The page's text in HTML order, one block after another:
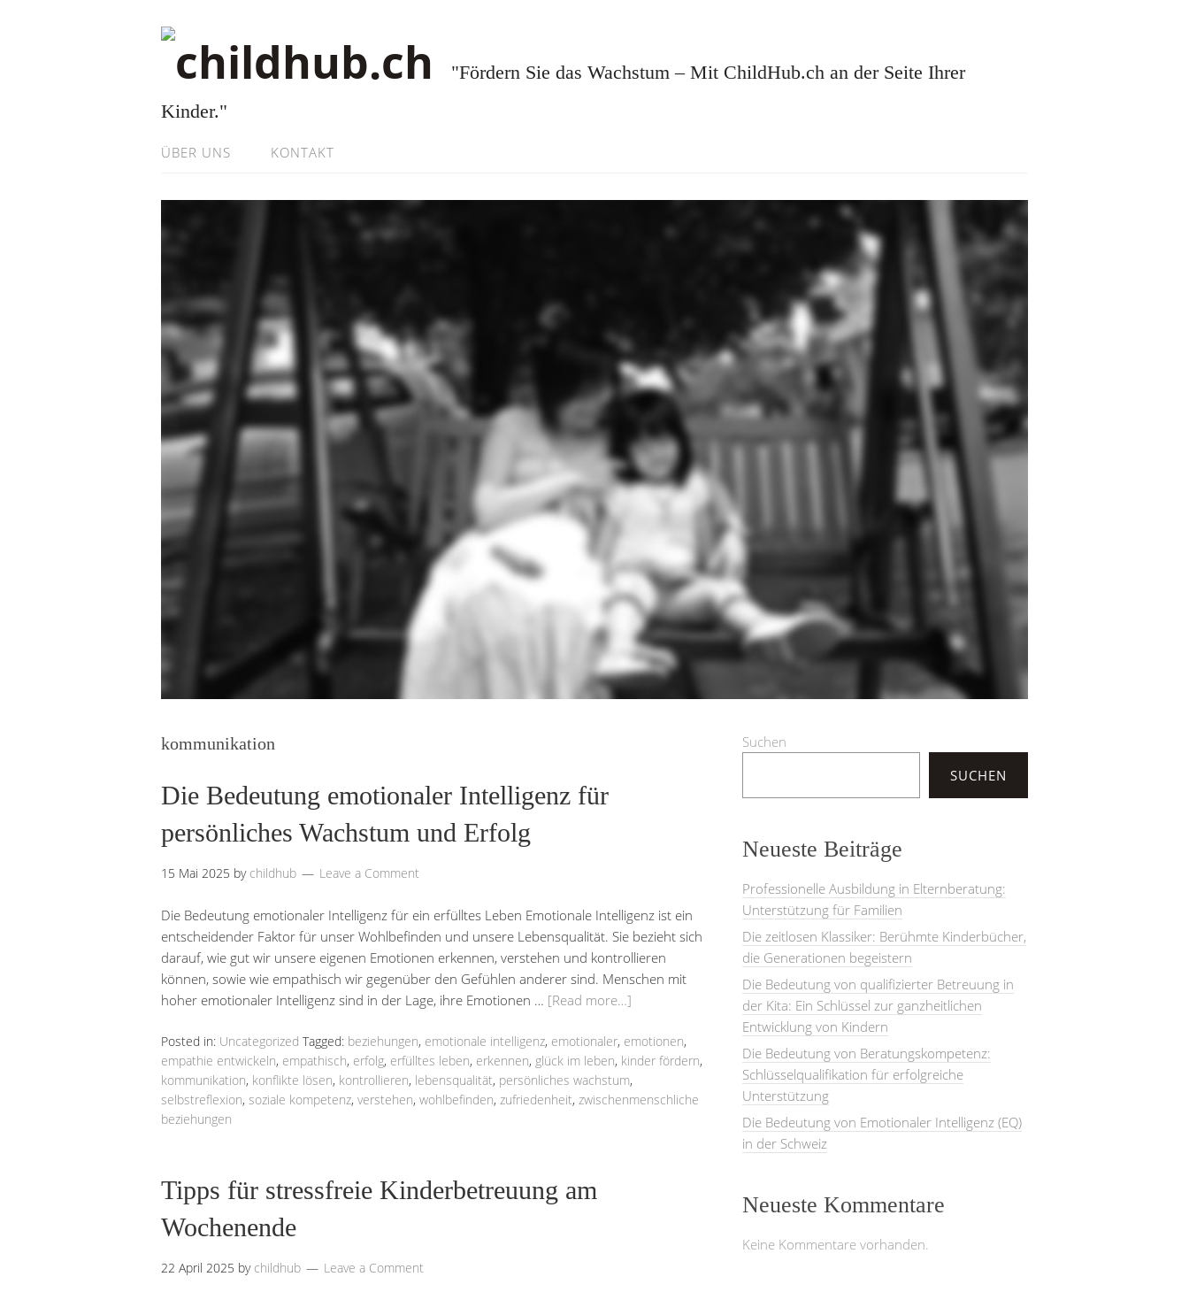
"Fördern Sie das Wachstum – Mit ChildHub.ch an der Seite Ihrer
Kinder."
ÜBER UNS KONTAKT
kommunikation
Die Bedeutung emotionaler Intelligenz für
persönliches Wachstum und Erfolg
15 Mai 2025 by childhub Leave a Comment
Die Bedeutung emotionaler Intelligenz für ein erfülltes Leben Emotionale Intelligenz ist ein
entscheidender Faktor für unser Wohlbefinden und unsere Lebensqualität. Sie bezieht sich
darauf, wie gut wir unsere eigenen Emotionen erkennen, verstehen und kontrollieren
können, sowie wie empathisch wir gegenüber den Gefühlen anderer sind. Menschen mit
hoher emotionaler Intelligenz sind in der Lage, ihre Emotionen … [Read more…]
Posted in: Uncategorized Tagged: beziehungen, emotionale intelligenz, emotionaler, emotionen,
empathie entwickeln, empathisch, erfolg, erfülltes leben, erkennen, glück im leben, kinder fördern,
kommunikation, konflikte lösen, kontrollieren, lebensqualität, persönliches wachstum,
selbstreflexion, soziale kompetenz, verstehen, wohlbefinden, zufriedenheit, zwischenmenschliche
beziehungen
Tipps für stressfreie Kinderbetreuung am
Wochenende
22 April 2025 by childhub Leave a Comment
Suchen
SUCHEN
Neueste Beiträge
Professionelle Ausbildung in Elternberatung:
Unterstützung für Familien
Die zeitlosen Klassiker: Berühmte Kinderbücher,
die Generationen begeistern
Die Bedeutung von qualifizierter Betreuung in
der Kita: Ein Schlüssel zur ganzheitlichen
Entwicklung von Kindern
Die Bedeutung von Beratungskompetenz:
Schlüsselqualifikation für erfolgreiche
Unterstützung
Die Bedeutung von Emotionaler Intelligenz (EQ)
in der Schweiz
Neueste Kommentare
Keine Kommentare vorhanden.